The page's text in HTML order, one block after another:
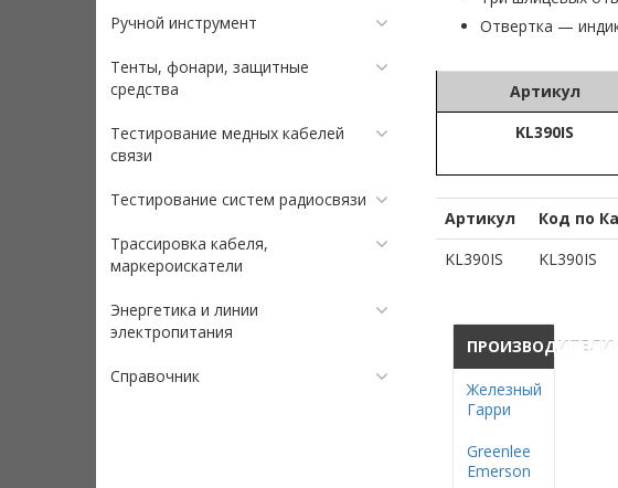
Ручной инструмент
Тенты, фонари, защитные
средства
Тестирование медных кабелей
связи
Тестирование систем радиосвязи
Трассировка кабеля,
маркероискатели
Энергетика и линии
электропитания
Справочник
Отвертка —
Артикул
KL390IS
Артикул Код по
KL390IS
KL390IS
ПРОИЗВОДИТЕЛИ
Железный
Гарри
Greenlee
Emerson